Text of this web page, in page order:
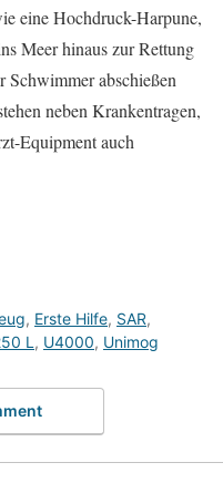
eine Hochdruck-Harpune,
Meer hinaus zur Rettung
abschießen
neben Krankentragen,
Equipment auch
, Erste Hilfe, SAR,
L , U4000, Unimog